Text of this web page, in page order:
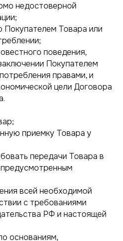
недостоверной
Покупателем Товара или
поведения,
Покупателем
правами, и
цели Договора
приемку Товара у
передачи Товара в
всей необходимой
с требованиями
РФ и настоящей
основаниям,